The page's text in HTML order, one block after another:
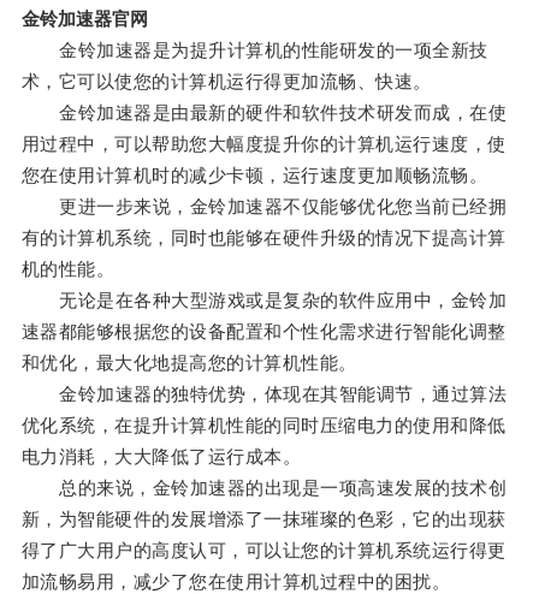
金铃加速器官网
金铃加速器是为提升计算机的性能研发的一项全新技
术，它可以使您的计算机运行得更加流畅、快速。
金铃加速器是由最新的硬件和软件技术研发而成，在使
用过程中，可以帮助您大幅度提升你的计算机运行速度，使
您在使用计算机时的减少卡顿，运行速度更加顺畅流畅。
更进一步来说，金铃加速器不仅能够优化您当前已经拥
有的计算机系统，同时也能够在硬件升级的情况下提高计算
机的性能。
无论是在各种大型游戏或是复杂的软件应用中，金铃加
速器都能够根据您的设备配置和个性化需求进行智能化调整
和优化，最大化地提高您的计算机性能。
金铃加速器的独特优势，体现在其智能调节，通过算法
优化系统，在提升计算机性能的同时压缩电力的使用和降低
电力消耗，大大降低了运行成本。
总的来说，金铃加速器的出现是一项高速发展的技术创
新，为智能硬件的发展增添了一抹璀璨的色彩，它的出现获
得了广大用户的高度认可，可以让您的计算机系统运行得更
加流畅易用，减少了您在使用计算机过程中的困扰。